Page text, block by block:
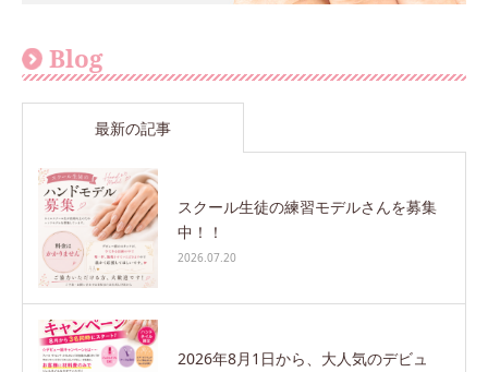
Blog
最新の記事
スクール生徒の練習モデルさんを募集
中！！
2026.07.20
2026年8月1日から、大人気のデビュ